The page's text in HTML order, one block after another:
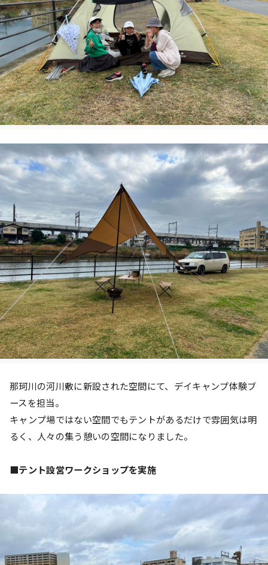
那珂川の河川敷に新設された空間にて、デイキャンプ体験ブ
ースを担当。
キャンプ場ではない空間でもテントがあるだけで雰囲気は明
るく、人々の集う憩いの空間になりました。
■テント設営ワークショップを実施